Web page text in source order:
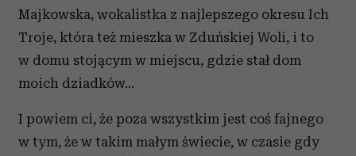
Majkowska, wokalistka z najlepszego okresu Ich
Troje, która też mieszka w Zduńskiej Woli, i to
w domu stojącym w miejscu, gdzie stał dom
moich dziadków...
I powiem ci, że poza wszystkim jest coś fajnego
w tym, że w takim małym świecie, w czasie gdy